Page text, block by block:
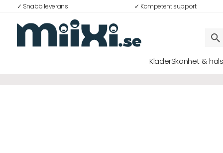
✓ Snabb leverans ✓ Kompetent support
KläderSkönhet &